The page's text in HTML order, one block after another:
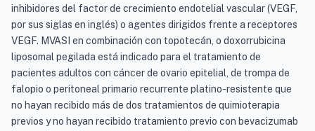
inhibidores del factor de crecimiento endotelial vascular (VEGF,
por sus siglas en inglés) o agentes dirigidos frente a receptores
VEGF. MVASI en combinación con topotecán, o doxorrubicina
liposomal pegilada está indicado para el tratamiento de
pacientes adultos con cáncer de ovario epitelial, de trompa de
falopio o peritoneal primario recurrente platino-resistente que
no hayan recibido más de dos tratamientos de quimioterapia
previos y no hayan recibido tratamiento previo con bevacizumab